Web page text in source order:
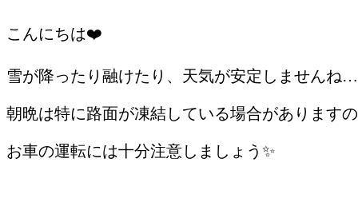
こんにちは❤️
雪が降ったり融けたり、天気が安定しませんね
朝晩は特に路面が凍結している場合があります
お車の運転には十分注意しましょう✨